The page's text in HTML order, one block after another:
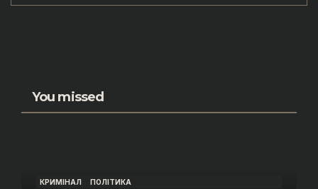
You missed
КРИМІНАЛ ПОЛІТИКА